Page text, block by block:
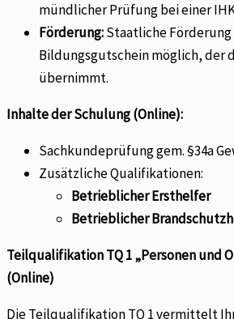
mündlicher Prüfung bei einer
Förderung:Staatliche
Bildungsgutschein möglich, der
übernimmt.
Inhalte der Schulung (Online):
Sachkundeprüfung gem. §34a
Zusätzliche Qualifikationen:
Betrieblicher Ersthelfer
Betrieblicher
Teilqualifikation TQ 1 „Personen und
(Online)
Die Teilqualifikation TQ 1 vermittelt